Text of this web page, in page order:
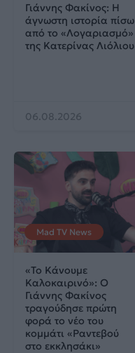
Γιάννης Φακίνος: Η
άγνωστη ιστορία πίσω
από το «Λογαριασμό»
της Κατερίνας Λιόλιου
06.08.2026
Mad TV News
«Το Κάνουμε
Καλοκαιρινό»: Ο
Γιάννης Φακίνος
τραγούδησε πρώτη
φορά το νέο του
κομμάτι «Ραντεβού
στο εκκλησάκι»